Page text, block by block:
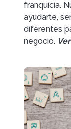
franquicia.
ayudarte,
diferentes
negocio.